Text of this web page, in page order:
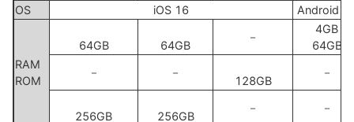
OS
iOS 16 Android
RAM
ROM
64GB 64GB
－
4GB
64GB
－
－
128GB
－
256GB 256GB
－ －